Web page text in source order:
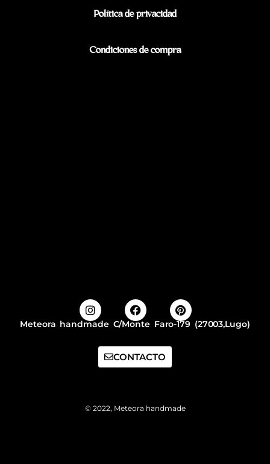
Política de privacidad
Condiciones de compra
Meteora handmade C/Monte Faro-179 (27003,Lugo)
CONTACTO
© 2022, Meteora handmade